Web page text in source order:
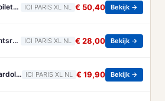
Kenzo Eau De Toilette Intense Kenzo - Kenzo Homme Eau De Toilette Intense - 40 ML ICI PARIS XL NL € 50,40 Bekijk →
Biotherm Gezichtsreiniger Biotherm - Cleanser Homme Gezichtsreiniger ICI PARIS XL NL € 28,00 Bekijk →
Rituals Haar Baardolie Rituals - Homme Collection Haar- & Baardolie ICI PARIS XL NL € 19,90 Bekijk →